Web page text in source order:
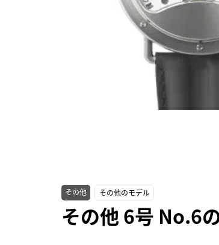
その他 その他のモデル
その他 6号 No.6